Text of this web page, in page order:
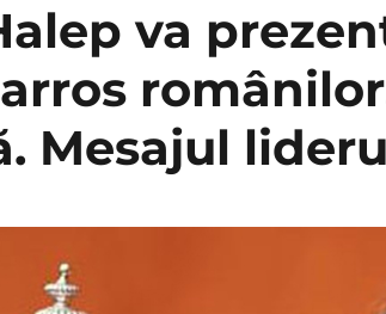
va
Mesajul